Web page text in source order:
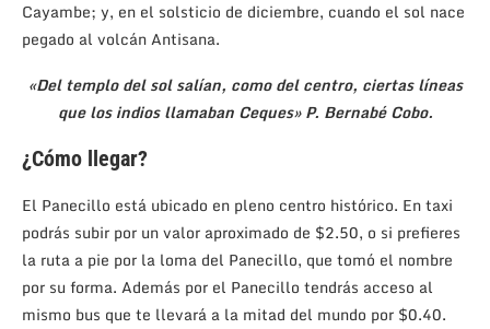
Cayambe; y, en el solsticio de diciembre, cuando el sol nace
pegado al volcán Antisana.
«Del templo del sol salían, como del centro, ciertas líneas
que los indios llamaban Ceques» P. Bernabé Cobo.
¿Cómo llegar?
El Panecillo está ubicado en pleno centro histórico. En taxi
podrás subir por un valor aproximado de $2.50, o si prefieres
la ruta a pie por la loma del Panecillo, que tomó el nombre
por su forma. Además por el Panecillo tendrás acceso al
mismo bus que te llevará a la mitad del mundo por $0.40.